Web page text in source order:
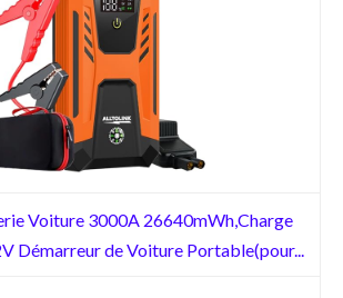
Voiture 3000A 26640mWh,Charge
Démarreur de Voiture Portable(pour...